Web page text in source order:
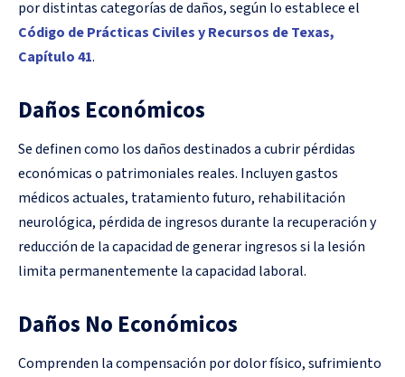
por distintas categorías de daños, según lo establece el
Código de Prácticas Civiles y Recursos de Texas,
Capítulo 41.
Daños Económicos
Se definen como los daños destinados a cubrir pérdidas
económicas o patrimoniales reales. Incluyen gastos
médicos actuales, tratamiento futuro, rehabilitación
neurológica, pérdida de ingresos durante la recuperación y
reducción de la capacidad de generar ingresos si la lesión
limita permanentemente la capacidad laboral.
Daños No Económicos
Comprenden la compensación por dolor físico, sufrimiento